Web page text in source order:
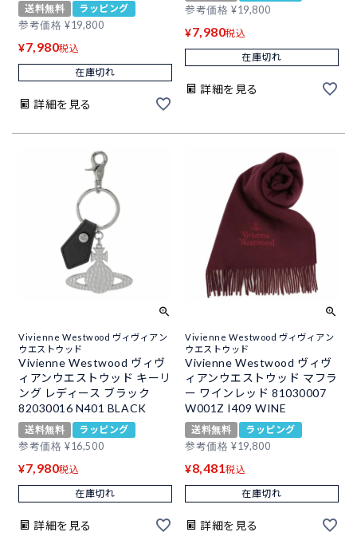
送料無料
ラッピング
参考価格 ¥19,800
¥7,980税込
在庫切れ
詳細を見る
参考価格 ¥19,800
¥7,980税込
在庫切れ
詳細を見る
Vivienne Westwood ヴィヴィアン
ウエストウッド
Vivienne Westwood ヴィヴ
ィアンウエストウッド キーリ
ング レディース ブラック
82030016 N401 BLACK
送料無料
ラッピング
参考価格 ¥16,500
¥7,980税込
在庫切れ
詳細を見る
Vivienne Westwood ヴィヴィアン
ウエストウッド
Vivienne Westwood ヴィヴ
ィアンウエストウッド マフラ
ー ワインレッド 81030007
W001Z I409 WINE
送料無料
ラッピング
参考価格 ¥19,800
¥8,481税込
在庫切れ
詳細を見る